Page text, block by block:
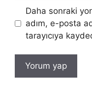
Daha sonraki
adım, e-posta
tarayıcıya